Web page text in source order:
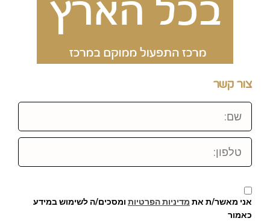
צור קשר
שם:
טלפון:
אני מאשר/ת את מדיניות הפרטיות ומסכים/ה לשימוש במידע
כאמור